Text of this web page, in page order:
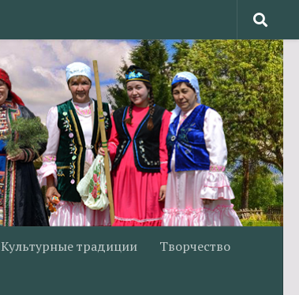
Культурные традиции Творчество